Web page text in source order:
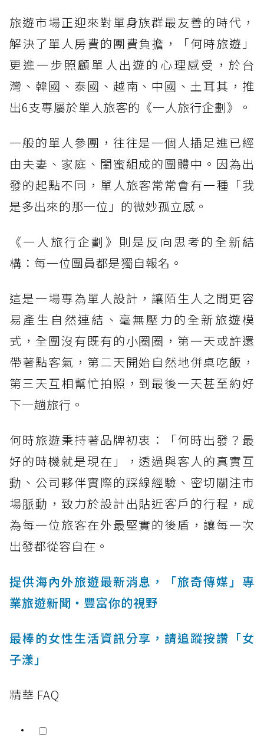
旅遊市場正迎來對單身族群最友善的時代，
解決了單人房費的團費負擔，「何時旅遊」
更進一步照顧單人出遊的心理感受，於台
灣、韓國、泰國、越南、中國、土耳其，推
出6支專屬於單人旅客的《一人旅行企劃》。
一般的單人參團，往往是一個人插足進已經
由夫妻、家庭、閨蜜組成的團體中。因為出
發的起點不同，單人旅客常常會有一種「我
是多出來的那一位」的微妙孤立感。
《一人旅行企劃》則是反向思考的全新結
構：每一位團員都是獨自報名。
這是一場專為單人設計，讓陌生人之間更容
易產生自然連結、毫無壓力的全新旅遊模
式，全團沒有既有的小圈圈，第一天或許還
帶著點客氣，第二天開始自然地併桌吃飯，
第三天互相幫忙拍照，到最後一天甚至約好
下一趟旅行。
何時旅遊秉持著品牌初衷：「何時出發？最
好的時機就是現在」，透過與客人的真實互
動、公司夥伴實際的踩線經驗、密切關注市
場脈動，致力於設計出貼近客戶的行程，成
為每一位旅客在外最堅實的後盾，讓每一次
出發都從容自在。
提供海內外旅遊最新消息，「旅奇傳媒」專
業旅遊新聞‧豐富你的視野
最棒的女性生活資訊分享，請追蹤按讚「女
子漾」
精華 FAQ